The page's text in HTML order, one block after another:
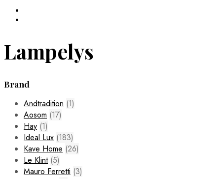
Lampelys
Brand
Andtradition (1)
Aosom (17)
Hay (1)
Ideal Lux (183)
Kave Home (26)
Le Klint (5)
Mauro Ferretti (3)